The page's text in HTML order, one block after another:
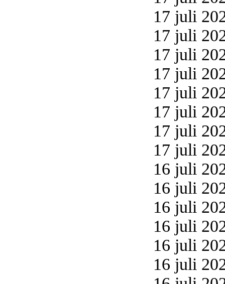
17 juli
17 juli
17 juli
17 juli
17 juli
17 juli
17 juli
17 juli
16 juli
16 juli
16 juli
16 juli
16 juli
16 juli